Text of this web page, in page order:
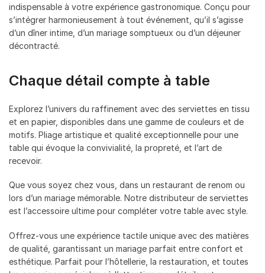
indispensable à votre expérience gastronomique. Conçu pour
s’intégrer harmonieusement à tout événement, qu’il s’agisse
d’un dîner intime, d’un mariage somptueux ou d’un déjeuner
décontracté.
Chaque détail compte à table
Explorez l’univers du raffinement avec des serviettes en tissu
et en papier, disponibles dans une gamme de couleurs et de
motifs. Pliage artistique et qualité exceptionnelle pour une
table qui évoque la convivialité, la propreté, et l’art de
recevoir.
Que vous soyez chez vous, dans un restaurant de renom ou
lors d’un mariage mémorable. Notre distributeur de serviettes
est l’accessoire ultime pour compléter votre table avec style.
Offrez-vous une expérience tactile unique avec des matières
de qualité, garantissant un mariage parfait entre confort et
esthétique. Parfait pour l’hôtellerie, la restauration, et toutes